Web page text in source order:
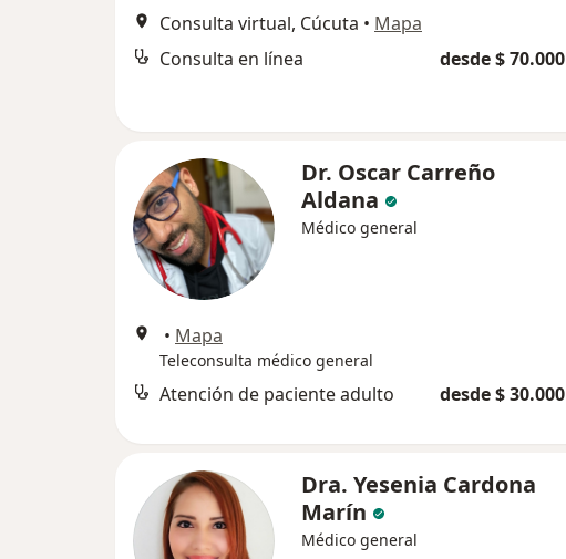
Consulta virtual, Cúcuta • Mapa
Consulta en línea
desde $ 70.000
Dr. Oscar Carreño
Aldana
Médico general
• Mapa
Teleconsulta médico general
Atención de paciente adulto desde $ 30.000
Dra. Yesenia Cardona
Marín
Médico general